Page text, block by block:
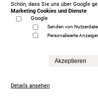
Schön, dass Sie uns über Google
Marketing Cookies und Dienste
Google
Senden von
Personalisierte
Akzeptieren
Details ansehen